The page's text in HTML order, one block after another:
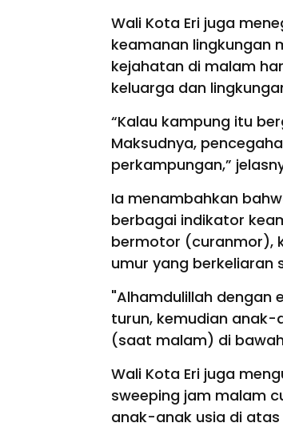
Wali Kota Eri juga
keamanan lingkungan
kejahatan di malam
keluarga dan
“Kalau kampung itu
Maksudnya,
perkampungan,”
Ia menambahkan
berbagai indikator
bermotor (curanmor),
umur yang berkeliaran
"Alhamdulillah dengan
turun, kemudian anak-
(saat malam) di
Wali Kota Eri juga
sweeping jam malam
anak-anak usia di